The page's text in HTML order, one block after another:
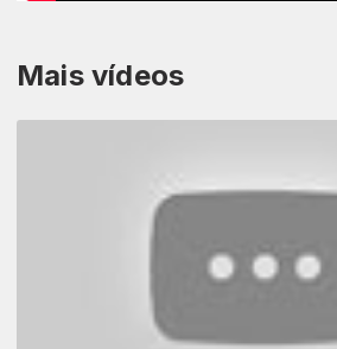
Mais vídeos